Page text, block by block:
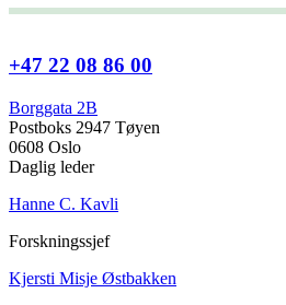
+47 22 08 86 00
Borggata 2B
Postboks 2947 Tøyen
0608 Oslo
Daglig leder
Hanne C. Kavli
Forskningssjef
Kjersti Misje Østbakken